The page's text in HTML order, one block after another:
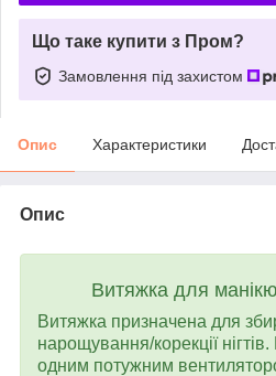
Що таке купити з Пром?
Замовлення під захистом
Опис Характеристики
Опис
Витяжка для
Витяжка призначена для
нарощування/корекції
одним потужним